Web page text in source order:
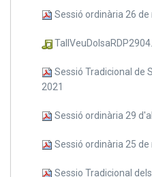
Sessió ordinària 26
Sessió Tradicional de
2021
Sessió ordinària 29
Sessió ordinària 25 de
Sessio Tradicional